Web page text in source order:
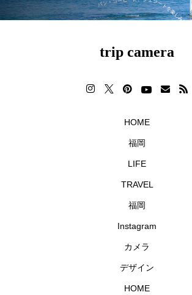
trip camera
HOME
福岡
LIFE
TRAVEL
福岡
Instagram
カメラ
デザイン
HOME